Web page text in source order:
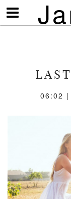
Visa/göm
meny
06:02